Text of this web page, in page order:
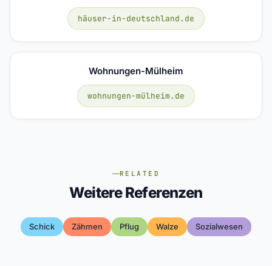
häuser-in-deutschland.de
Wohnungen-Mülheim
wohnungen-mülheim.de
RELATED
Weitere Referenzen
Schick Zähmen Pflug Walze Sozialwesen